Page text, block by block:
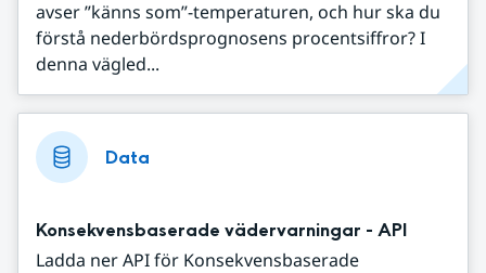
avser ”känns som”-temperaturen, och hur ska du
förstå nederbördsprognosens procentsiffror? I
denna vägled...
Data
Konsekvensbaserade vädervarningar - API
Ladda ner API för Konsekvensbaserade